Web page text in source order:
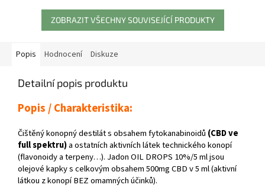
ZOBRAZIT VŠECHNY SOUVISEJÍCÍ PRODUKTY
Popis Hodnocení Diskuze
Detailní popis produktu
Popis / Charakteristika:
Čištěný konopný destilát s obsahem fytokanabinoidů (CBD ve
full spektru)a ostatních aktivních látek technického konopí
(flavonoidy a terpeny…). Jadon OIL DROPS 10%/5 ml jsou
olejové kapky s celkovým obsahem 500mg CBD v 5 ml (aktivní
látkou z konopí BEZ omamných účinků).